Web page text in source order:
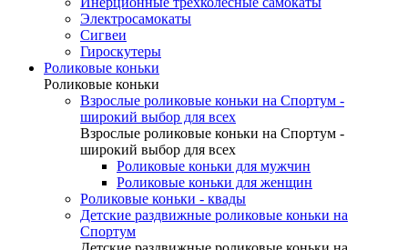
Электросамокаты
Сигвеи
Гироскутеры
Роликовые коньки
Роликовые коньки
Взрослые роликовые коньки на Спортум -
широкий выбор для всех
Взрослые роликовые коньки на Спортум -
широкий выбор для всех
Роликовые коньки для мужчин
Роликовые коньки для женщин
Роликовые коньки - квады
Детские раздвижные роликовые коньки на
Спортум